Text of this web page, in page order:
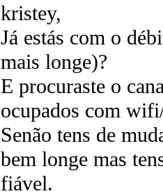
kristey,
Já estás com o
mais longe)?
E procuraste o
ocupados com
Senão tens de
bem longe mas
fiável.